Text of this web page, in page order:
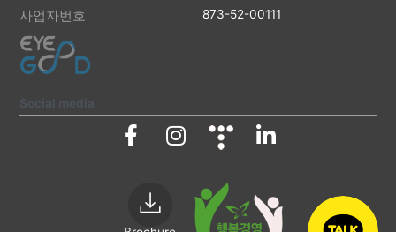
사업자번호 873-52-00111
Social media